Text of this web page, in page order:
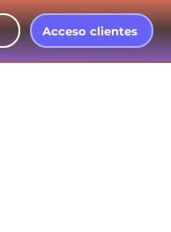
Acceso clientes